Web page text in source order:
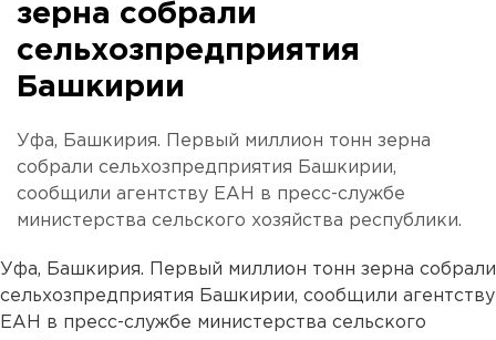
зерна собрали
сельхозпредприятия
Башкирии
Уфа, Башкирия. Первый миллион тонн зерна
собрали сельхозпредприятия Башкирии,
сообщили агентству ЕАН в пресс-службе
министерства сельского хозяйства республики.
Уфа, Башкирия. Первый миллион тонн зерна собрали
сельхозпредприятия Башкирии, сообщили агентству
ЕАН в пресс-службе министерства сельского